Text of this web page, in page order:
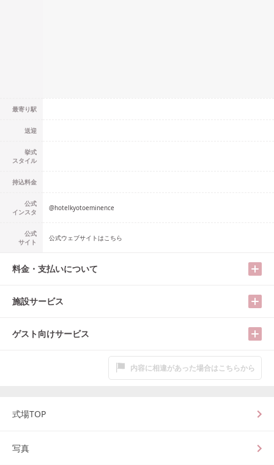
最寄り駅
送迎
挙式
スタイル
持込料金
公式
インスタ
@hotelkyotoeminence
公式
サイト
公式ウェブサイトはこちら
料金・支払いについて
施設サービス
ゲスト向けサービス
内容に相違があった場合はこちらから
式場TOP
写真